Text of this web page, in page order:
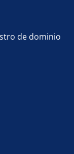
de dominio